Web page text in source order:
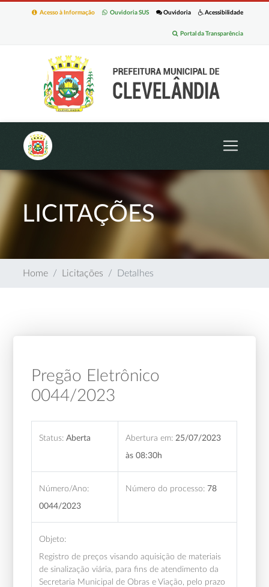
Acessibilidade
Ouvidoria
Ouvidoria SUS
Acesso à Informação
Portal da Transparência
LICITAÇÕES
Home Licitações Detalhes
Pregão Eletrônico
0044/2023
Status: Aberta Abertura em: 25/07/2023
às 08:30h
Número/Ano:
0044/2023
Número do processo: 78
Objeto:
Registro de preços visando aquisição de materiais
de sinalização viária, para fins de atendimento da
Secretaria Municipal de Obras e Viação, pelo prazo